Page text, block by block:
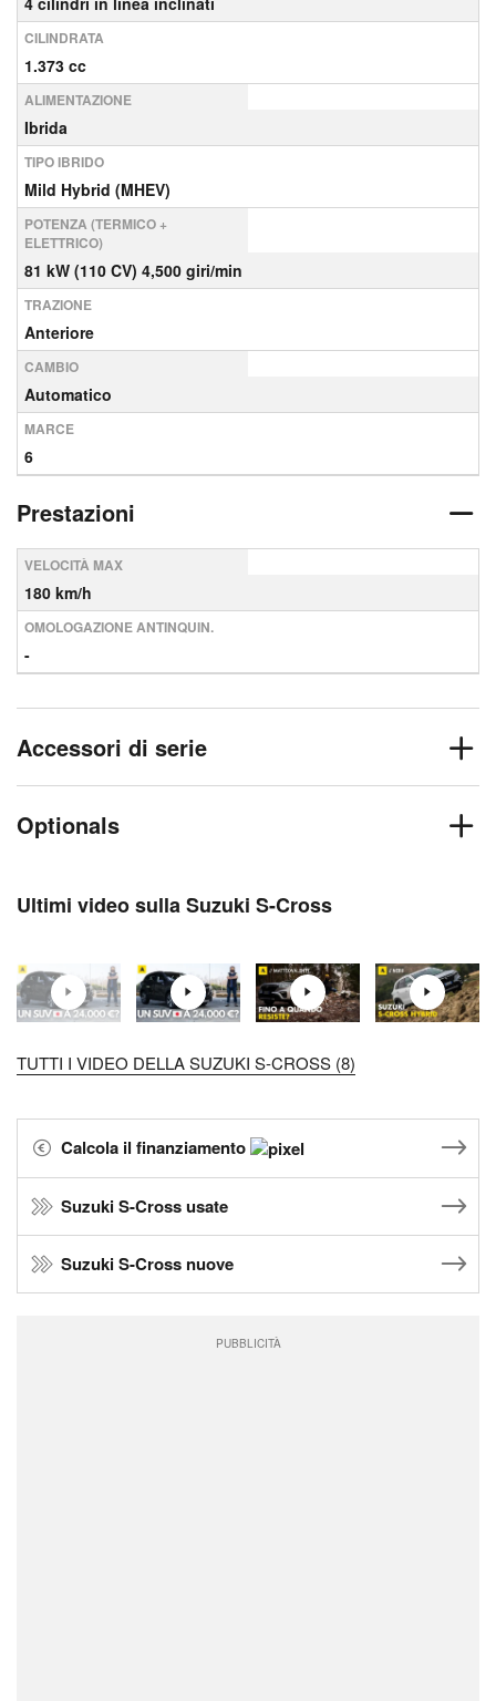
CILINDRATA
1.373 cc
ALIMENTAZIONE
Ibrida
TIPO IBRIDO
Mild Hybrid (MHEV)
POTENZA (TERMICO +
ELETTRICO)
81 kW (110 CV) 4,500 giri/min
TRAZIONE
Anteriore
CAMBIO
Automatico
MARCE
6
Prestazioni
VELOCITÀ MAX
180 km/h
OMOLOGAZIONE ANTINQUIN.
-
Accessori di serie
Optionals
Ultimi video sulla Suzuki S-Cross
TUTTI I VIDEO DELLA SUZUKI S-CROSS (8)
Calcola il finanziamento
Suzuki S-Cross usate
Suzuki S-Cross nuove
PUBBLICITÀ